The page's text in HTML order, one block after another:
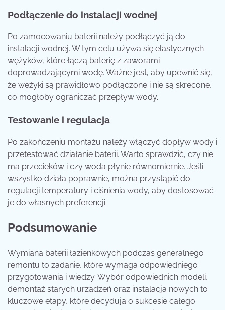
Podłączenie do instalacji wodnej
Po zamocowaniu baterii należy podłączyć ją do
instalacji wodnej. W tym celu używa się elastycznych
wężyków, które łączą baterię z zaworami
doprowadzającymi wodę. Ważne jest, aby upewnić się,
że wężyki są prawidłowo podłączone i nie są skręcone,
co mogłoby ograniczać przepływ wody.
Testowanie i regulacja
Po zakończeniu montażu należy włączyć dopływ wody i
przetestować działanie baterii. Warto sprawdzić, czy nie
ma przecieków i czy woda płynie równomiernie. Jeśli
wszystko działa poprawnie, można przystąpić do
regulacji temperatury i ciśnienia wody, aby dostosować
je do własnych preferencji.
Podsumowanie
Wymiana baterii łazienkowych podczas generalnego
remontu to zadanie, które wymaga odpowiedniego
przygotowania i wiedzy. Wybór odpowiednich modeli,
demontaż starych urządzeń oraz instalacja nowych to
kluczowe etapy, które decydują o sukcesie całego